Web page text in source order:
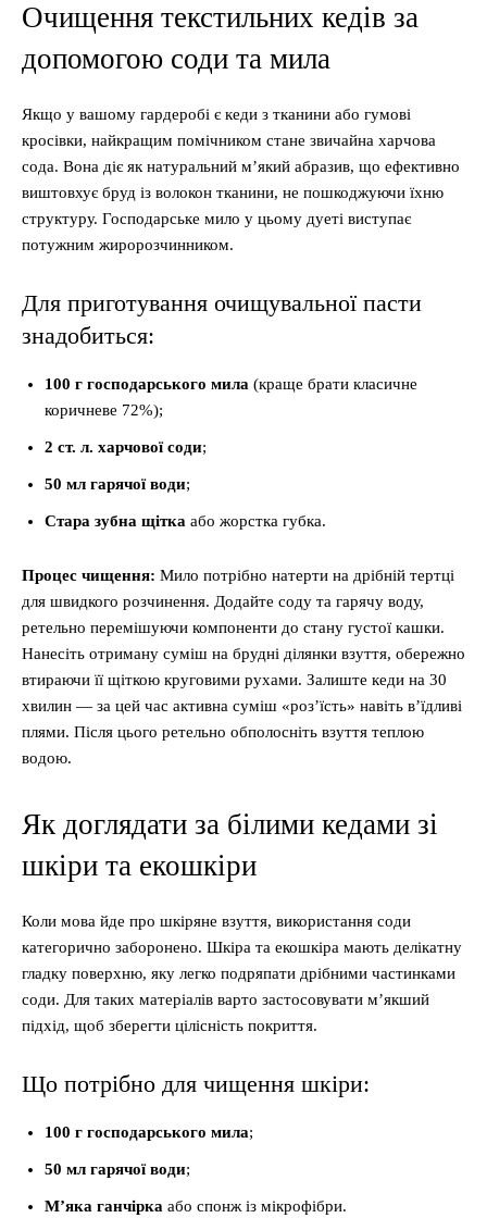
Очищення текстильних кедів за
допомогою соди та мила
Якщо у вашому гардеробі є кеди з тканини або гумові
кросівки, найкращим помічником стане звичайна харчова
сода. Вона діє як натуральний м’який абразив, що ефективно
виштовхує бруд із волокон тканини, не пошкоджуючи їхню
структуру. Господарське мило у цьому дуеті виступає
потужним жиророзчинником.
Для приготування очищувальної пасти
знадобиться:
100 г господарського мила (краще брати класичне
коричневе 72%);
2 ст. л. харчової соди;
50 мл гарячої води;
Стара зубна щітка або жорстка губка.
Процес чищення: Мило потрібно натерти на дрібній тертці
для швидкого розчинення. Додайте соду та гарячу воду,
ретельно перемішуючи компоненти до стану густої кашки.
Нанесіть отриману суміш на брудні ділянки взуття, обережно
втираючи її щіткою круговими рухами. Залиште кеди на 30
хвилин — за цей час активна суміш «роз’їсть» навіть в’їдливі
плями. Після цього ретельно обполосніть взуття теплою
водою.
Як доглядати за білими кедами зі
шкіри та екошкіри
Коли мова йде про шкіряне взуття, використання соди
категорично заборонено. Шкіра та екошкіра мають делікатну
гладку поверхню, яку легко подряпати дрібними частинками
соди. Для таких матеріалів варто застосовувати м’якший
підхід, щоб зберегти цілісність покриття.
Що потрібно для чищення шкіри:
100 г господарського мила;
50 мл гарячої води;
М’яка ганчірка або спонж із мікрофібри.